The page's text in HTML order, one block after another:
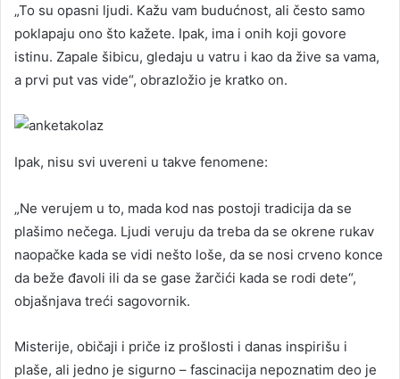
„To su opasni ljudi. Kažu vam budućnost, ali često samo
poklapaju ono što kažete. Ipak, ima i onih koji govore
istinu. Zapa­le šibicu, gledaju u vatru i kao da žive sa vama,
a prvi put vas vide“, obrazložio je kratko on.
Ipak, nisu svi uvereni u takve fenomene:
„Ne verujem u to, mada kod nas postoji tradicija da se
plašimo nečega. Ljudi veruju da treba da se okrene rukav
naopačke kada se vidi nešto loše, da se nosi crveno konce
da beže đavoli ili da se gase žarčići kada se rodi dete“,
objašnjava treći sagovornik.
Misterije, običaji i priče iz prošlosti i danas inspirišu i
plaše, ali jedno je sigurno – fascinacija nepoznatim deo je